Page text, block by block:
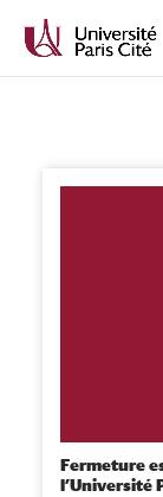
Fermeture
l’Université